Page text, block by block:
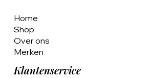
Home
Shop
Over ons
Merken
Klantenservice